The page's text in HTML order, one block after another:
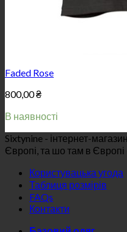
Faded Rose
800,00₴
В наявності
Sixtynine - інтернет-
Європі, та шо там в Європі
Користувацька угода
Таблиця розмірів
FAQs
Контакти